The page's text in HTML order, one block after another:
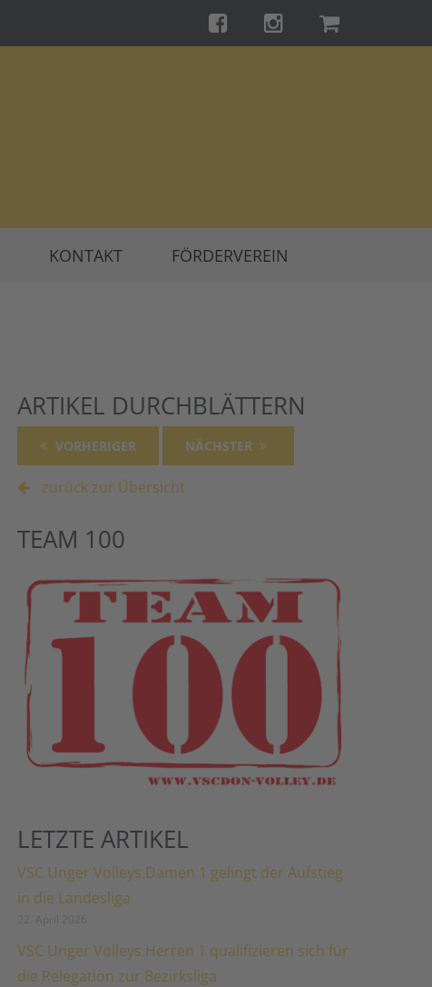
KONTAKT FÖRDERVEREIN
ARTIKEL DURCHBLÄTTERN
VORHERIGER NÄCHSTER
zurück zur Übersicht
TEAM 100
LETZTE ARTIKEL
VSC Unger Volleys Damen 1 gelingt der Aufstieg
in die Landesliga
VSC Unger Volleys Herren 1 qualifizieren sich für
die Relegation zur Bezirksliga